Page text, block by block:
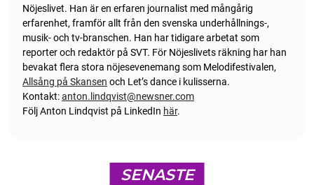
Nöjeslivet. Han är en erfaren journalist med mångårig
erfarenhet, framför allt från den svenska underhållnings-,
musik- och tv-branschen. Han har tidigare arbetat som
reporter och redaktör på SVT. För Nöjeslivets räkning har han
bevakat flera stora nöjesevenemang som Melodifestivalen,
Allsång på Skansen och Let’s dance i kulisserna.
Kontakt:anton.lindqvist@newsner.com
Följ Anton Lindqvist på LinkedIn här.
SENASTE